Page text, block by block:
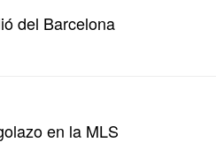
del Barcelona
en la MLS